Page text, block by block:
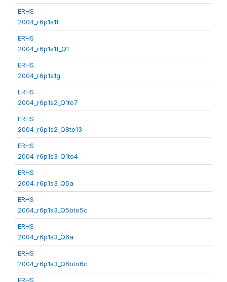
ERHS
2004_r6p1s1f
ERHS
2004_r6p1s1f_Q1
ERHS
2004_r6p1s1g
ERHS
2004_r6p1s2_Q1to7
ERHS
2004_r6p1s2_Q8to13
ERHS
2004_r6p1s3_Q1to4
ERHS
2004_r6p1s3_Q5a
ERHS
2004_r6p1s3_Q5bto5c
ERHS
2004_r6p1s3_Q6a
ERHS
2004_r6p1s3_Q6bto6c
ERHS